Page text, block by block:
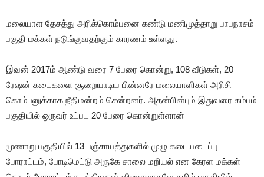
மலையாள தேசத்து அரிக்கொம்பனை கண்டு மணிமுத்தாறு பாபநாசம்
பகுதி மக்கள் நடுங்குவதற்கும் காரணம் உள்ளது.
இவன் 2017ம் ஆண்டு வரை 7 பேரை கொன்று, 108 வீடுகள், 20
ரேஷன் கடைகளை சூறையாடிய பின்னரே மலையாளிகள் அரிசி
கொம்பனுக்காக நீதிமன்றம் சென்றனர். அதன்பின்பும் இதுவரை கம்பம்
பகுதியில் ஒருவர் உட்பட 20 பேரை கொன்றுள்ளான்
மூணாறு பகுதியில் 13 பஞ்சாயத்துகளில் முழு கடையடைப்பு
போராட்டம், போடிமெட்டு அருகே சாலை மறியல் என கேரள மக்கள்